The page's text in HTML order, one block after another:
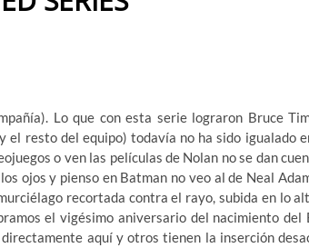
Lo que con esta serie lograron Bruce
resto del equipo) todavía no ha sido igualado
o ven las películas de Nolan no se dan
ojos y pienso en Batman no veo al de Neal
recortada contra el rayo, subida en lo
el vigésimo aniversario del nacimiento del
aquí y otros tienen la inserción